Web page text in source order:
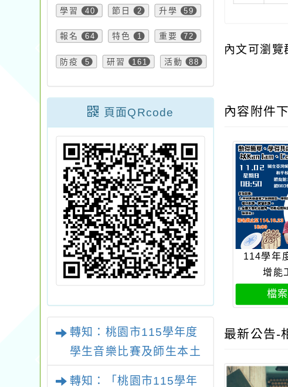
學習 40 節日 2 升學 59
報名 64 特色 1 重要 72
防疫 5 研習 161 活動 88
頁面QRcode
轉知：桃園市115學年度
學生音樂比賽及師生本土
轉知：「桃園市115學年
內文可瀏覽
內容附件
114學年
增能
檔
最新公告-